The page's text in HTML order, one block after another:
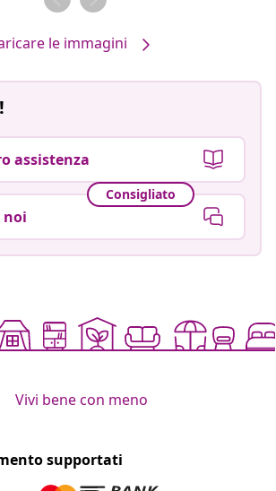
le immagini
assistenza
Consigliato
noi
Vivi bene con meno
supportati